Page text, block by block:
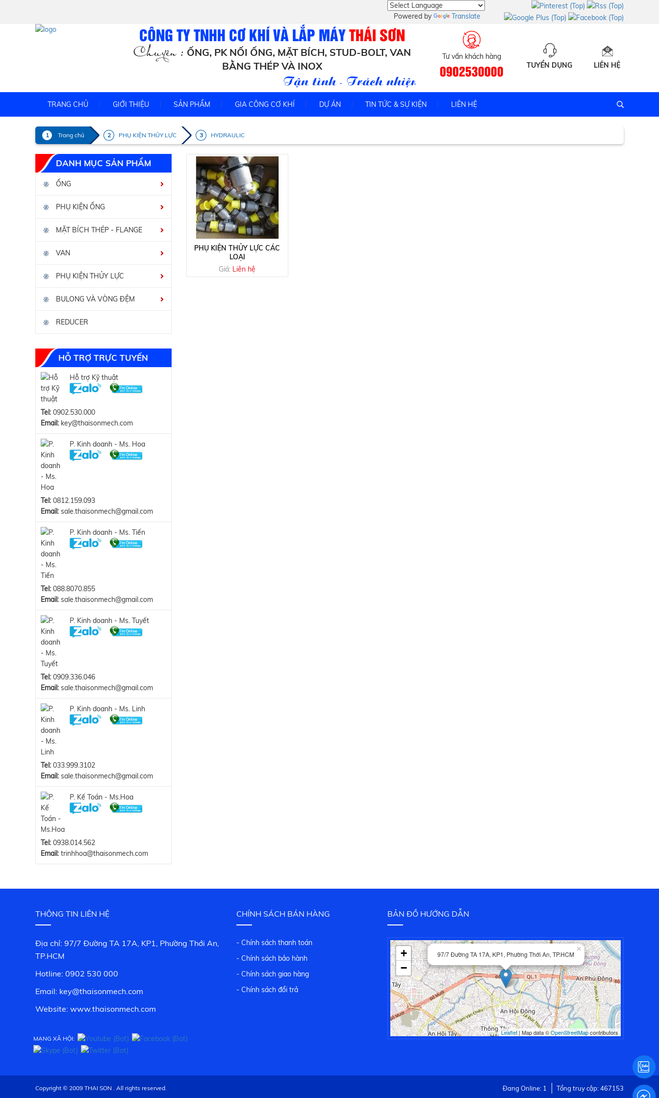
Powered by Translate
CÔNG TY TNHH CƠ KHÍ VÀ LẮP MÁYTHÁI SƠN
Chuyên : ỐNG, PK NỐI ỐNG, MẶT BÍCH, STUD-BOLT, VAN
BẰNG THÉP VÀ INOX
Tận tình - Trách nhiệm - Uy tín
Tư vấn khách hàng
0902530000 TUYỂN DỤNG LIÊN HỆ
TRANG CHỦ GIỚI THIỆU SẢN PHẨM GIA CÔNG CƠ KHÍ DỰ ÁN TIN TỨC & SỰ KIỆN LIÊN HỆ
Trang chủ PHỤ KIỆN THỦY LỰC HYDRAULIC
DANH MỤC SẢN PHẨM
ỐNG
PHỤ KIỆN ỐNG
MẶT BÍCH THÉP - FLANGE
VAN
PHỤ KIỆN THỦY LỰC
BULONG VÀ VÒNG ĐỆM
REDUCER
HỖ TRỢ TRỰC TUYẾN
Hỗ trợ Kỹ thuật
Tel: 0902.530.000
Email: key@thaisonmech.com
P. Kinh doanh - Ms. Hoa
Tel: 0812.159.093
Email: sale.thaisonmech@gmail.com
P. Kinh doanh - Ms. Tiến
Tel: 088.8070.855
Email: sale.thaisonmech@gmail.com
P. Kinh doanh - Ms. Tuyết
Tel: 0909.336.046
Email: sale.thaisonmech@gmail.com
P. Kinh doanh - Ms. Linh
Tel: 033.999.3102
Email: sale.thaisonmech@gmail.com
P. Kế Toán - Ms.Hoa
Tel: 0938.014.562
Email: trinhhoa@thaisonmech.com
PHỤ KIỆN THỦY LỰC CÁC
LOẠI
Giá: Liên hệ
THÔNG TIN LIÊN HỆ
Địa chỉ: 97/7 Đường TA 17A, KP1, Phường Thới An,
TP.HCM
Hotline: 0902 530 000
Email: key@thaisonmech.com
Website: www.thaisonmech.com
MẠNG XÃ HỘI:
CHÍNH SÁCH BÁN HÀNG
- Chính sách thanh toán
- Chính sách bảo hành
- Chính sách giao hàng
- Chính sách đổi trả
BẢN ĐỒ HƯỚNG DẪN
97/7 Đường TA 17A, KP1, Phường Thới An, TP.HCM
×
+
−
Leaflet| Map data ©OpenStreetMapcontributors
Copyright © 2009 THAI SON . All rights reserved. Đang Online: 1 Tổng truy cập: 467153